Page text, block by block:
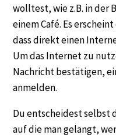
wolltest, wie z.B. in der
einem Café. Es
dass direkt einen
Um das Internet zu
Nachricht bestätigen,
anmelden.
Du entscheidest selbst
auf die man gelangt,